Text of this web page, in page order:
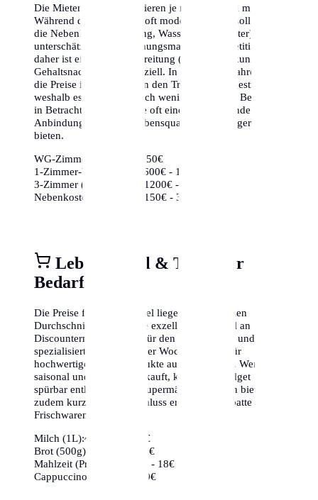
Die Mieten in Berlin variieren je nach Stadtteil massiv.
Während die Kaltmieten oft moderat wirken, solltest du
die Nebenkosten (Heizung, Wasser, Hausmeister) nicht
unterschätzen. Der Wohnungsmarkt ist kompetitiv,
daher ist eine gute Vorbereitung (Schufa-Auskunft,
Gehaltsnachweise) essenziell. In den letzten Jahren sind
die Preise insbesondere in den Trendvierteln gestiegen,
weshalb es sich lohnt, auch weniger bekannte Bezirke
in Betracht zu ziehen, die oft eine hervorragende
Anbindung und mehr Lebensqualität für weniger Geld
bieten.
WG-Zimmer:
ca. 350€ - 650€
1-Zimmer-Wohnung:
ca. 600€ - 1000€
3-Zimmer (Zentrum):
ca. 1200€ - 2000€
Nebenkosten (85m²):
ca. 150€ - 350€
Lebensmittel & Täglicher
Bedarf
Die Preise für Lebensmittel liegen im nationalen
Durchschnitt. Es gibt eine exzellente Auswahl an
Discountern (Aldi, Lidl) für den Grundbedarf und
spezialisierte Bioläden oder Wochenmärkte für
hochwertige frische Produkte aus der Region. Wer
saisonal und regional einkauft, kann sein Budget
spürbar entlasten. Viele Supermärkte in Berlin bieten
zudem kurz vor Ladenschluss erhebliche Rabatte auf
Frischwaren an.
Milch (1L):~1,10€ - 1,40€
Brot (500g):
~2,50€ - 4,00€
Mahlzeit (Preiswert):
~12€ - 18€
Cappuccino:
~3,50€ - 5,00€